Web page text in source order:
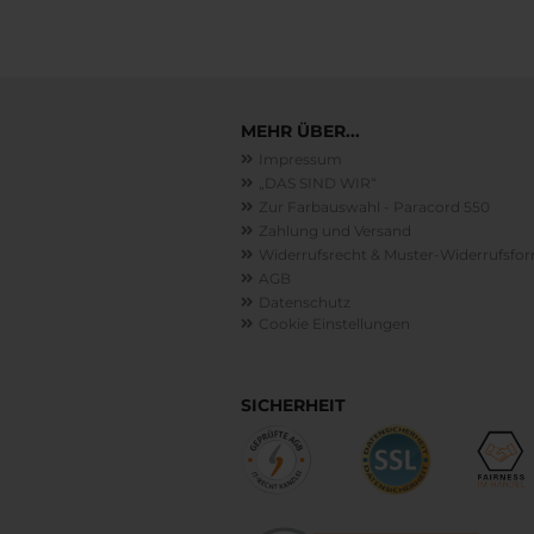
MEHR ÜBER...
Impressum
„DAS SIND WIR“
Zur Farbauswahl - Paracord 550
Zahlung und Versand
Widerrufsrecht & Muster-
AGB
Datenschutz
Cookie Einstellungen
SICHERHEIT